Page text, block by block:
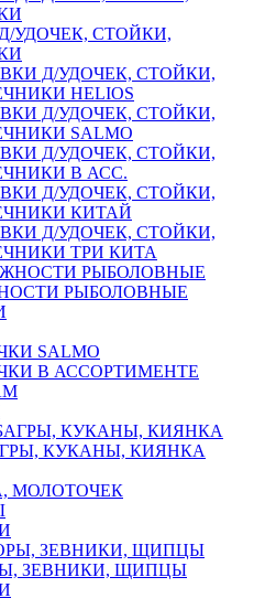
УДОЧЕК, СТОЙКИ,
Д/УДОЧЕК, СТОЙКИ,
HELIOS
Д/УДОЧЕК, СТОЙКИ,
SALMO
Д/УДОЧЕК, СТОЙКИ,
В АСС.
Д/УДОЧЕК, СТОЙКИ,
КИТАЙ
Д/УДОЧЕК, СТОЙКИ,
ТРИ КИТА
РЫБОЛОВНЫЕ
SALMO
В АССОРТИМЕНТЕ
КУКАНЫ, КИЯНКА
МОЛОТОЧЕК
ЗЕВНИКИ, ЩИПЦЫ